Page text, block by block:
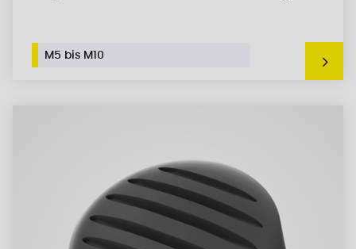
M5 bis M10